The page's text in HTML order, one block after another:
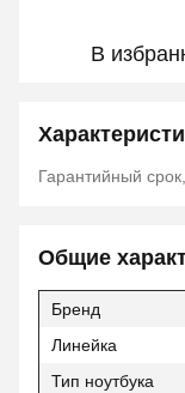
В
Гарантийный
Общие
Бренд
Линейка
Тип ноутбука